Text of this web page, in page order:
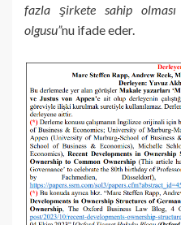
fazla şirkete sahip
olgusu”nu ifade eder.